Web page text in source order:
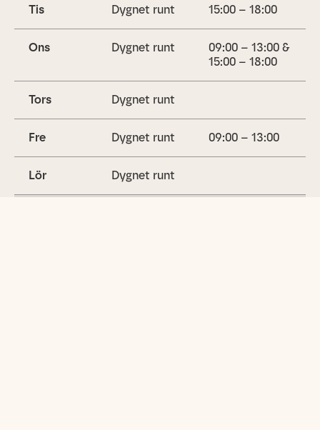
Tis Dygnet runt 15:00 – 18:00
Ons Dygnet runt
09:00 – 13:00 &
15:00 – 18:00
Tors Dygnet runt
Fre Dygnet runt 09:00 – 13:00
Lör Dygnet runt